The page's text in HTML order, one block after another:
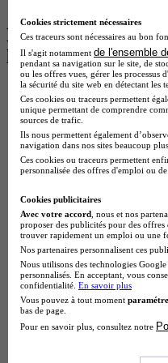
Les intitulés de
les plus recherchés
BTS Esf en alternance
BTS Dietetique en
BTS Mco en alternance
BTS Pi en alternance
BTS Sp3s en alternance
Master CCA en
BTS Ndrc en alternance
BTS Sam en alternance
Cap Fleuriste en
BTS Sio en alternance
MSc Marketing Digital en
BTS Gpme en alternance
Cap Electricien en
BTS Gpn en alternance
BTS Domotique en
BAC Pro Agora en
BTS Sta en alternance
BTS Tpl en alternance
Cookies strictement nécessaires
Ces traceurs sont nécessaires au bon
Il s'agit notamment de l'ensemble
pendant sa navigation sur le site, de
ou les offres vues, gérer les
la sécurité du site web en détectant les
Ces cookies ou traceurs permettent
unique permettant de comprendre
sources de trafic.
Ils nous permettent également
navigation dans nos sites beaucoup
Ces cookies ou traceurs permettent
personnalisée des offres d'emploi ou
Cookies publicitaires
Avec votre accord , nous et nos
proposer des publicités pour des
trouver rapidement un emploi ou une
Nos partenaires personnalisent ces
Nous utilisons des technologies
personnalisés. En acceptant, vous
confidentialité. En savoir plus
Vous pouvez à tout moment
bas de page.
Pour en savoir plus, consultez notre